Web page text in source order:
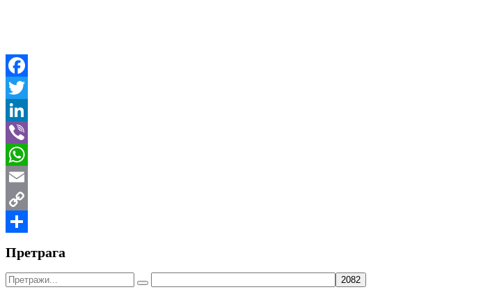
Facebook
Twitter
LinkedIn
Viber
WhatsApp
Email
Copy
Претрага